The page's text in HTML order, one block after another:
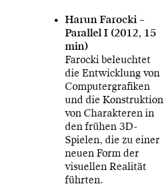
Harun Farocki –
Parallel I (2012, 15
min)
Farocki beleuchtet
die Entwicklung von
Computergrafiken
und die Konstruktion
von Charakteren in
den frühen 3D-
Spielen, die zu einer
neuen Form der
visuellen Realität
führten.